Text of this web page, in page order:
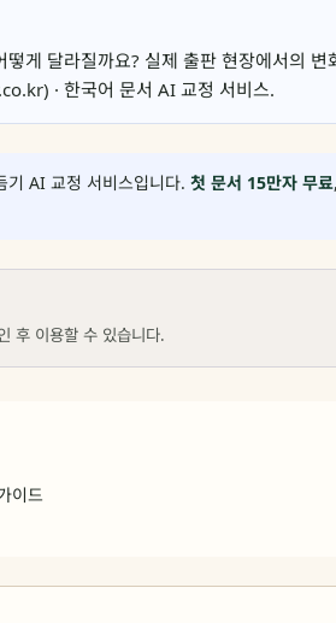
게 달라질까요? 실제 출판 현장에서의
· 한국어 문서 AI 교정 서비스.
기 AI 교정 서비스입니다. 첫 문서 15만자 무료
후 이용할 수 있습니다.
이드